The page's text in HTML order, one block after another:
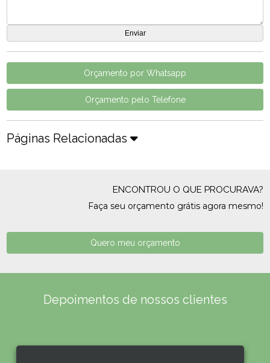
Orçamento por Whatsapp
Orçamento pelo Telefone
Páginas Relacionadas
ENCONTROU O QUE PROCURAVA?
Faça seu orçamento grátis agora mesmo!
Quero meu orçamento
Depoimentos de nossos clientes